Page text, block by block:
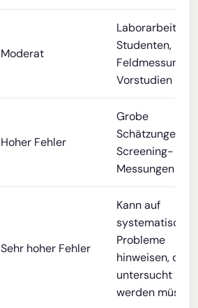
Moderat
Laborarbeiten
Studenten,
Vorstudien
Hoher Fehler
Grobe
Schätzungen,
Screening-
Messungen
Sehr hoher Fehler
Kann auf
systematische
Probleme
hinweisen, die
untersucht
werden müssen